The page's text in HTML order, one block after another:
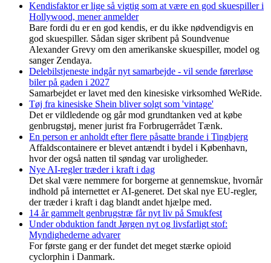
Kendisfaktor er lige så vigtig som at være en god skuespiller i
Hollywood, mener anmelder
Bare fordi du er en god kendis, er du ikke nødvendigvis en
god skuespiller. Sådan siger skribent på Soundvenue
Alexander Grevy om den amerikanske skuespiller, model og
sanger Zendaya.
Delebilstjeneste indgår nyt samarbejde - vil sende førerløse
biler på gaden i 2027
Samarbejdet er lavet med den kinesiske virksomhed WeRide.
Tøj fra kinesiske Shein bliver solgt som 'vintage'
Det er vildledende og går mod grundtanken ved at købe
genbrugstøj, mener jurist fra Forbrugerrådet Tænk.
En person er anholdt efter flere påsatte brande i Tingbjerg
Affaldscontainere er blevet antændt i bydel i København,
hvor der også natten til søndag var uroligheder.
Nye AI-regler træder i kraft i dag
Det skal være nemmere for borgerne at gennemskue, hvornår
indhold på internettet er AI-generet. Det skal nye EU-regler,
der træder i kraft i dag blandt andet hjælpe med.
14 år gammelt genbrugstræ får nyt liv på Smukfest
Under obduktion fandt Jørgen nyt og livsfarligt stof:
Myndighederne advarer
For første gang er der fundet det meget stærke opioid
cyclorphin i Danmark.